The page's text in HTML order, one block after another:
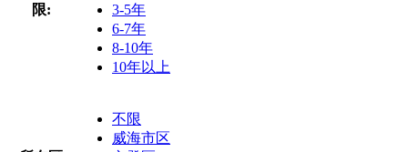
限:
3-5年
6-7年
8-10年
10年以上
不限
威海市区